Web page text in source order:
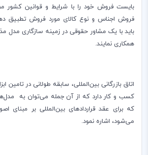
بایست فروش خود را با شرایط و قوانین کشور
فروش اجناس و نوع کالای مورد فروش تطبیق
باید با یک مشاور حقوقی در زمینه سازگاری مدل
همکاری نمایند.
اتاق بازرگانی بین‌المللی، سابقه طولانی در تامین
کسب و کار دارد که از آن جمله می‌توان به
که برای عقد قراردادهای بین‌المللی بر مبنای
می‌شود، اشاره نمود.